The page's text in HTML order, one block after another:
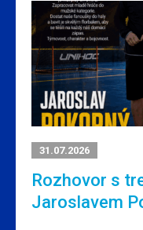
31.07.2026
Rozhovor s
Jaroslavem